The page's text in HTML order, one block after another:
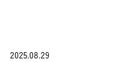
2025.08.29